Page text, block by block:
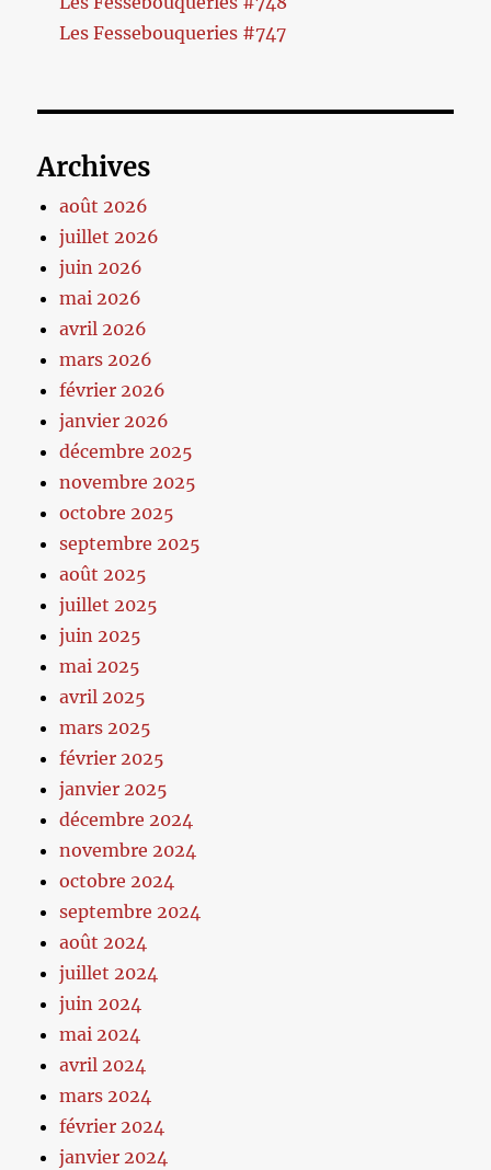
Les Fessebouqueries #747
Archives
août 2026
juillet 2026
juin 2026
mai 2026
avril 2026
mars 2026
février 2026
janvier 2026
décembre 2025
novembre 2025
octobre 2025
septembre 2025
août 2025
juillet 2025
juin 2025
mai 2025
avril 2025
mars 2025
février 2025
janvier 2025
décembre 2024
novembre 2024
octobre 2024
septembre 2024
août 2024
juillet 2024
juin 2024
mai 2024
avril 2024
mars 2024
février 2024
janvier 2024